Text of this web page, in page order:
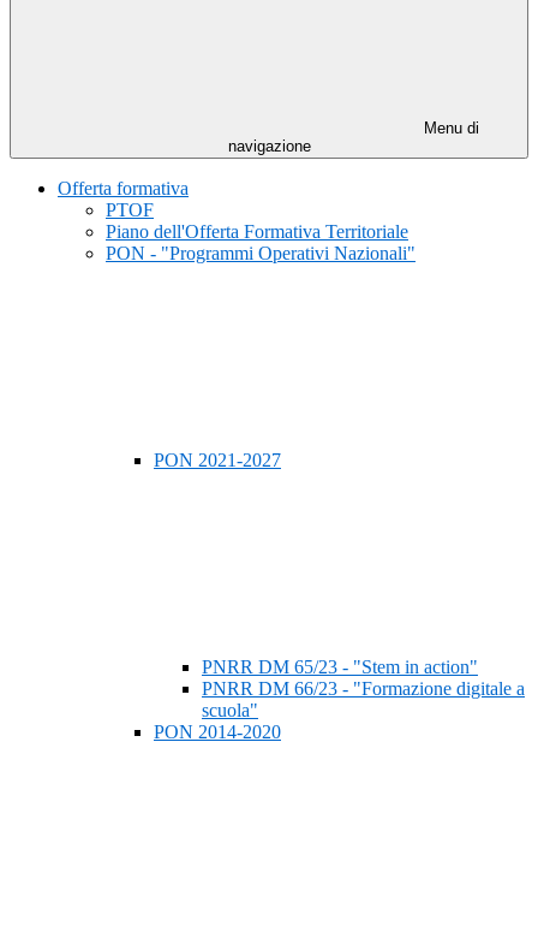
Menu di
navigazione
Offerta formativa
PTOF
Piano dell'Offerta Formativa Territoriale
PON - "Programmi Operativi Nazionali"
PON 2021-2027
PNRR DM 65/23 - "Stem in action"
PNRR DM 66/23 - "Formazione digitale a
scuola"
PON 2014-2020